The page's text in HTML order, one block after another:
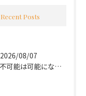
Recent Posts
2026/08/07
『不可能は可能になる』